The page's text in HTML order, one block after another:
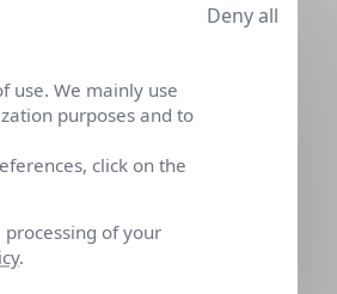
use. We mainly use
purposes and to
click on the
of your
.
Deny all